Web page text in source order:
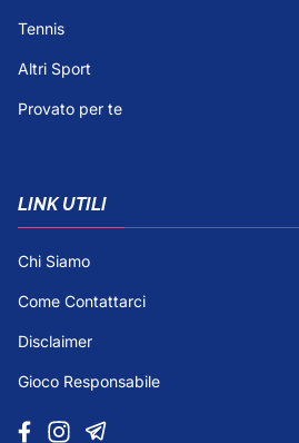
Tennis
Altri Sport
Provato per te
LINK UTILI
Chi Siamo
Come Contattarci
Disclaimer
Gioco Responsabile